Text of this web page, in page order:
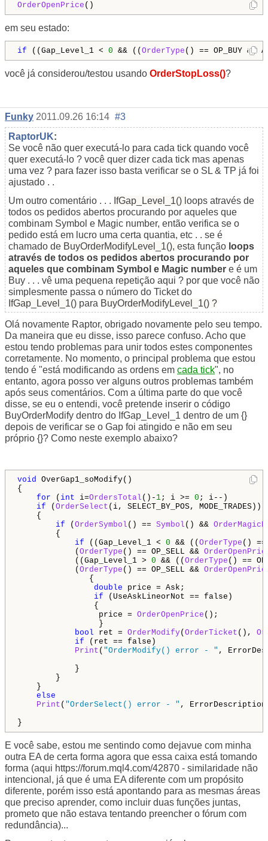
OrderOpenPrice ()
em seu estado:
if ((Gap_Level_1 < 0 && (( OrderType () == OP_BUY &&
você já considerou/testou usando OrderStopLoss()?
Funky 2011.09.26 16:14 #3
RaptorUK:
Se você não quer executá-lo para cada tick quando você
quer executá-lo ? você quer dizer cada tick mas apenas
uma vez ? para fazer isso basta verificar se o SL & TP já foi
ajustado . .
Um outro comentário . . . IfGap_Level_1() loops através de
todos os pedidos abertos procurando por aqueles que
combinam Symbol e Magic number, então verifica se o
pedido está em lucro uma certa quantia, etc . . se é
chamado de BuyOrderModifyLevel_1(), esta função loops
através de todos os pedidos abertos procurando por
aqueles que combinam Symbol e Magic number e é um
Buy . . . vê uma pequena repetição aqui ? por que você não
simplesmente passa o número do Ticket do
IfGap_Level_1() para BuyOrderModifyLevel_1() ?
Olá novamente Raptor, obrigado novamente pelo seu tempo.
Da maneira que eu disse, isso parece confuso. Acho que
estou tendo problemas para unir todos estes componentes
corretamente. No momento, o principal problema que estou
tendo é "está modificando as ordens em cada tick", no
entanto, agora posso ver alguns outros problemas também
após seus comentários. Com a última parte do que você
disse, se eu o entendi, você pretende inserir o código
BuyOrderModify dentro do IfGap_Level_1 dentro de um {}
depois de verificar se o Gap foi atingido e não em seu
próprio {}? Como neste exemplo abaixo?
void OverGap1_soModify()
{
for ( int i=OrdersTotal ()- 1; i >= 0 ; i--)
if ( OrderSelect (i, SELECT_BY_POS, MODE_TRADES))
{
if ( OrderSymbol () == Symbol () &&
{
if ((Gap_Level_1 < 0 && (( OrderType () ==
( OrderType () == OP_SELL &&
((Gap_Level_1 > 0 && (( OrderType () ==
( OrderType () == OP_SELL &&
{
double price = Ask;
if (UseAskLineorNot == false)
{
price = OrderOpenPrice ();
}
bool ret = OrderModify( OrderTicket (),
if (ret == false)
Print ( "OrderModify() error - " ,
}
}
}
else
Print ( "OrderSelect() error - " ,
}
E você sabe, estou me sentindo como dejavue com minha
outra EA de certa forma agora que essa caixa está tomando
forma (aqui https://forum.mql4.com/42870 - similaridade não
intencional, já que é uma EA diferente com um propósito
diferente, porém isso está apontando para as mesmas áreas
que preciso aprender, como incluir duas funções juntas,
prometo que não estava tentando preencher o fórum com
redundância)...